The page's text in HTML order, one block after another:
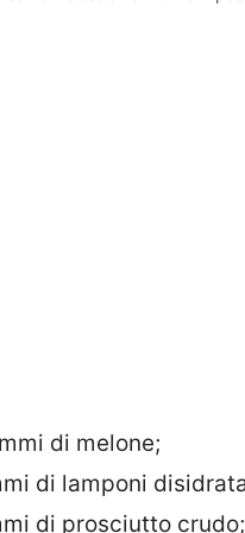
di melone;
di lamponi
di prosciutto crudo;